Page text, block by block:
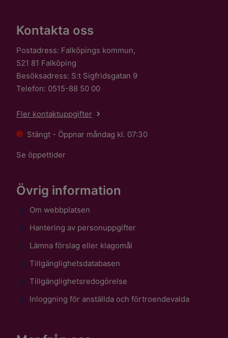
Kontakta oss
Postadress: Falköpings kommun,
521 81 Falköping
Besöksadress: S:t Sigfridsgatan 9
Telefon: 0515-88 50 00
Fler kontaktuppgifter
Stängt - Öppnar måndag kl. 07:30
Se öppettider
Övrig information
Om webbplatsen
Hantering av personuppgifter
Lämna förslag eller klagomål
Tillgänglighetsdatabasen
Tillgänglighetsredogörelse
Inloggning för anställda och förtroendevalda